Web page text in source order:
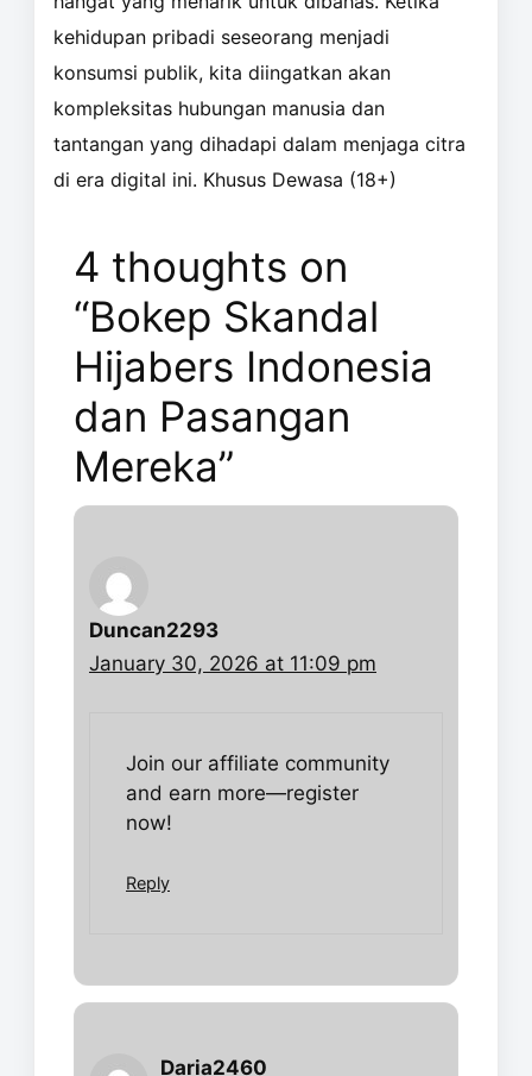
kehidupan pribadi seseorang menjadi
konsumsi publik, kita diingatkan akan
kompleksitas hubungan manusia dan
tantangan yang dihadapi dalam menjaga citra
di era digital ini. Khusus Dewasa (18+)
4 thoughts on
“Bokep Skandal
Hijabers Indonesia
dan Pasangan
Mereka”
Duncan2293
January 30, 2026 at 11:09 pm
Join our affiliate community
and earn more—register
now!
Reply
Daria2460